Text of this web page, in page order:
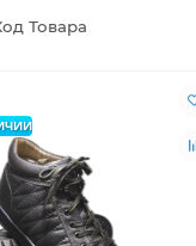
обеспечивают
является ее
повседневного
его
с мужской осенней
Товара